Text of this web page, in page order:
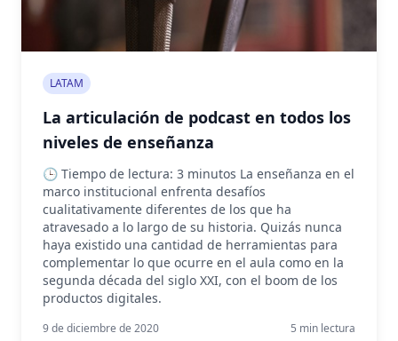
LATAM
La articulación de podcast en todos los
niveles de enseñanza
🕒 Tiempo de lectura: 3 minutos La enseñanza en el
marco institucional enfrenta desafíos
cualitativamente diferentes de los que ha
atravesado a lo largo de su historia. Quizás nunca
haya existido una cantidad de herramientas para
complementar lo que ocurre en el aula como en la
segunda década del siglo XXI, con el boom de los
productos digitales.
9 de diciembre de 2020 5 min lectura